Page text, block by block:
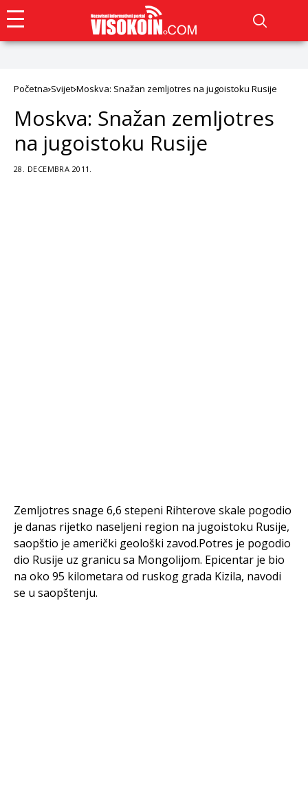
Početna Svijet Moskva: Snažan zemljotres na jugoistoku Rusije
Moskva: Snažan zemljotres
na jugoistoku Rusije
28. DECEMBRA 2011.
Zemljotres snage 6,6 stepeni Rihterove skale pogodio
je danas rijetko naseljeni region na jugoistoku Rusije,
saopštio je američki geološki zavod.Potres je pogodio
dio Rusije uz granicu sa Mongolijom. Epicentar je bio
na oko 95 kilometara od ruskog grada Kizila, navodi
se u saopštenju.